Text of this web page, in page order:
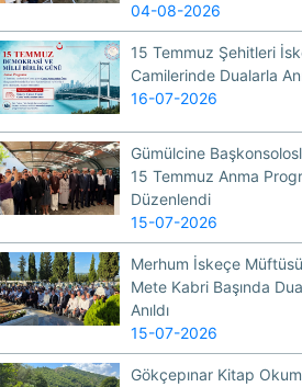
04-08-2026
15 Temmuz Şehitleri
Camilerinde Dualarla
16-07-2026
Gümülcine
15 Temmuz Anma
Düzenlendi
15-07-2026
Merhum İskeçe
Mete Kabri Başında
Anıldı
15-07-2026
Gökçepınar Kitap